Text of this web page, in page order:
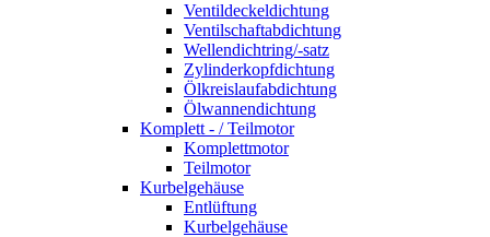
Ventildeckeldichtung
Ventilschaftabdichtung
Wellendichtring/-satz
Zylinderkopfdichtung
Ölkreislaufabdichtung
Ölwannendichtung
Komplett - / Teilmotor
Komplettmotor
Teilmotor
Kurbelgehäuse
Entlüftung
Kurbelgehäuse